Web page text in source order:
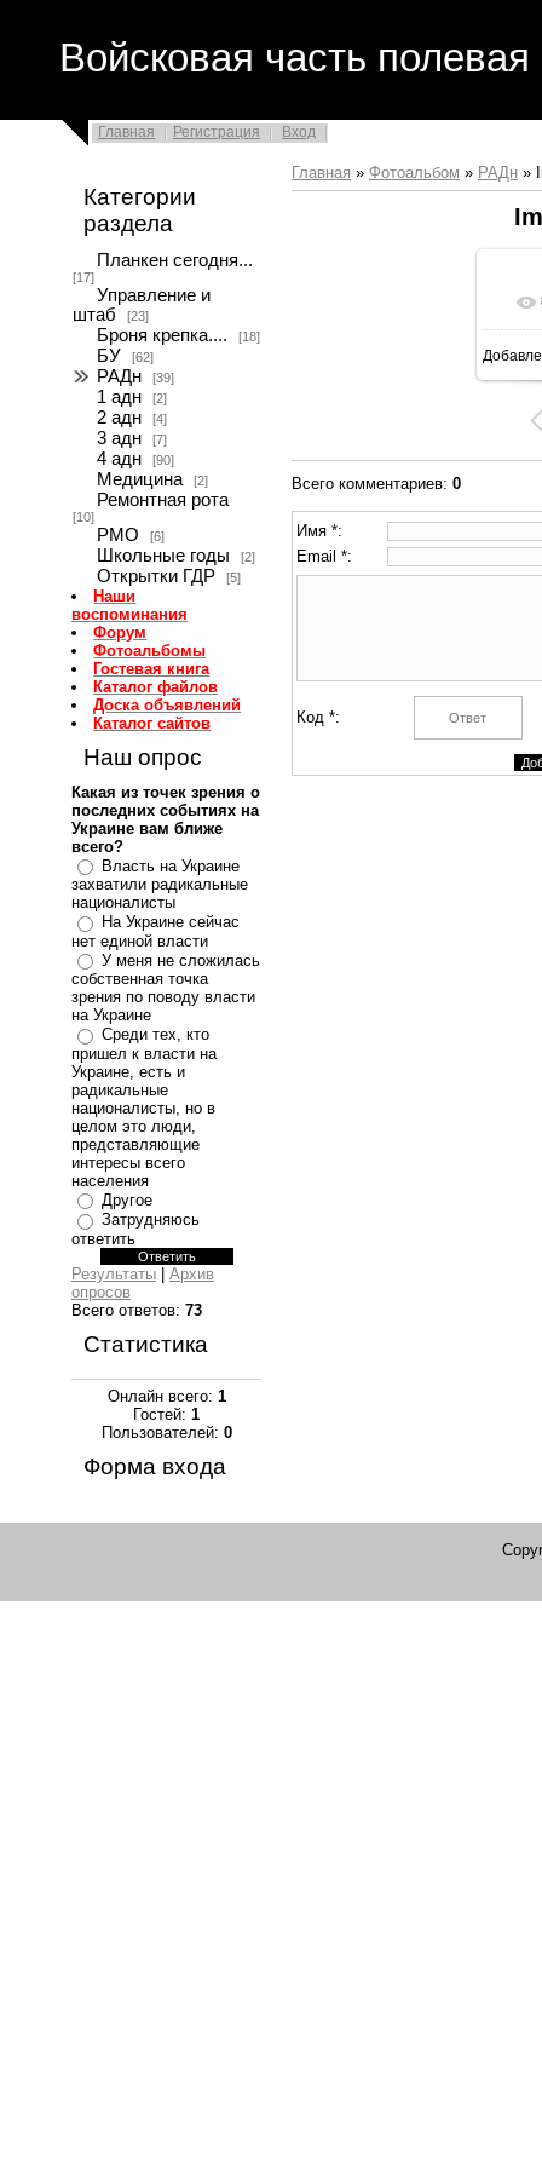
Войсковая часть полевая
Главная Регистрация Вход
Категории
раздела
Планкен сегодня...
[17]
Управление и
штаб
[23]
Броня крепка.... [18]
БУ [62]
РАДн [39]
1 адн [2]
2 адн [4]
3 адн [7]
4 адн [90]
Медицина [2]
Ремонтная рота
[10]
РМО [6]
Школьные годы [2]
Открытки ГДР [5]
Наши
воспоминания
Форум
Фотоальбомы
Гостевая книга
Каталог файлов
Доска объявлений
Каталог сайтов
Наш опрос
Какая из точек зрения о
последних событиях на
Украине вам ближе
всего?
Власть на Украине
захватили радикальные
националисты
На Украине сейчас
нет единой власти
У меня не сложилась
собственная точка
зрения по поводу власти
на Украине
Среди тех, кто
пришел к власти на
Украине, есть и
радикальные
националисты, но в
целом это люди,
представляющие
интересы всего
населения
Другое
Затрудняюсь
ответить
Результаты
Архив
опросов
Всего ответов: 73
Статистика
Онлайн всего: 1
Гостей: 1
Пользователей: 0
Форма входа
Главная » Фотоальбом » РАДн »
Всего комментариев: 0
Имя *:
Email *:
Код *: